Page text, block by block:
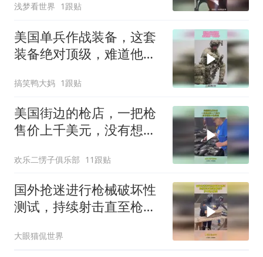
浅梦看世界 1跟贴
美国单兵作战装备，这套
装备绝对顶级，难道他是
搞笑鸭大妈 1跟贴
美国街边的枪店，一把枪
售价上千美元，没有想象
欢乐二愣子俱乐部 11跟贴
国外抢迷进行枪械破坏性
测试，持续射击直至枪管
大眼猫侃世界